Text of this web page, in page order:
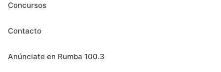
Concursos
Contacto
Anúnciate en Rumba 100.3